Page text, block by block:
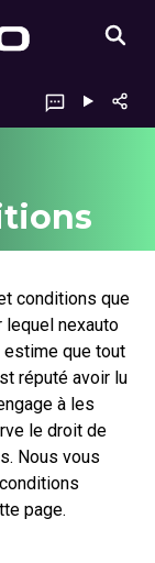
conditions que
nexauto
estime que tout
réputé avoir lu
à les
le droit de
Nous vous
page.